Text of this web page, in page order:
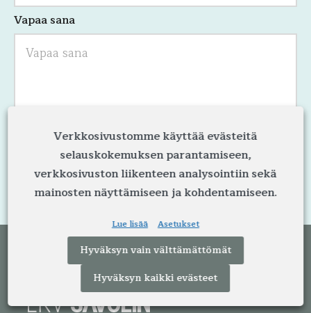
Vapaa sana
Verkkosivustomme käyttää evästeitä
selauskokemuksen parantamiseen,
verkkosivuston liikenteen analysointiin sekä
mainosten näyttämiseen ja kohdentamiseen.
Lue lisää Asetukset
Hyväksyn vain välttämättömät
Hyväksyn kaikki evästeet